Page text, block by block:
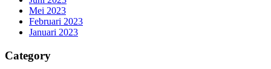
Mei 2023
Februari 2023
Januari 2023
Category